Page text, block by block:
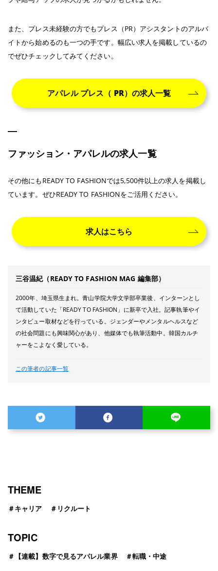
また、プレス未経験の方でもプレス（PR）アシスタントのアルバ
イトから始めるのも一つの手です。幅広い求人を掲載しているの
でぜひチェックしてみてください。
アパレル プレス（ PR）の求人一覧
ファッション・アパレルの求人一覧
その他にもREADY TO FASHIONでは5,500件以上の求人を掲載し
ています。ぜひREADY TO FASHIONをご活用ください。
求人はこちら
三谷温紀（READY TO FASHION MAG 編集部）
2000年、埼玉県生まれ。青山学院大学文学部卒業後、インターンとし
て活動していた「READY TO FASHION」に新卒で入社。記事執筆やイ
ンタビュー取材などを行っている。ジェンダーやメンタルヘルスなど
の社会問題にも興味関心があり、他媒体でも執筆活動中。韓国カルチ
ャーをこよなく愛している。
この筆者の記事一覧
THEME
＃キャリア ＃ リクルート
TOPIC
＃ 【連載】数字で見るアパレル業界 ＃転職・中途